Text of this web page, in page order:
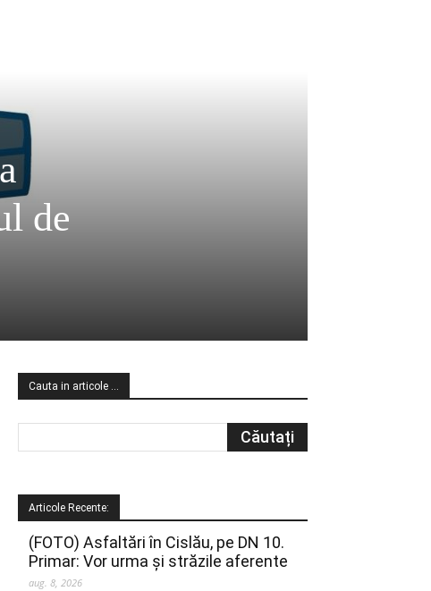
de
Cauta in articole …
Articole Recente:
(FOTO) Asfaltări în Cislău, pe DN 10.
Primar: Vor urma și străzile aferente
aug. 8, 2026